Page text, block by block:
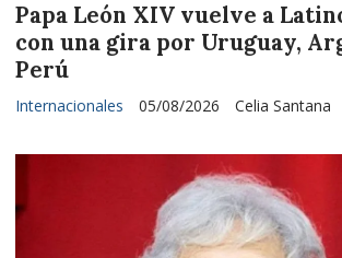
Papa León XIV vuelve a
con una gira por Uruguay,
Perú
Celia Santana
Internacionales 05/08/2026